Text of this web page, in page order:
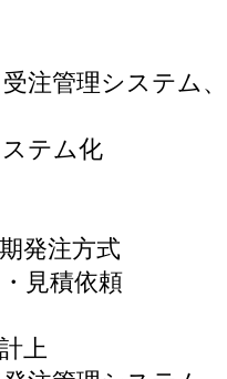
注管理システム
テム化
注方式
見積依頼
上